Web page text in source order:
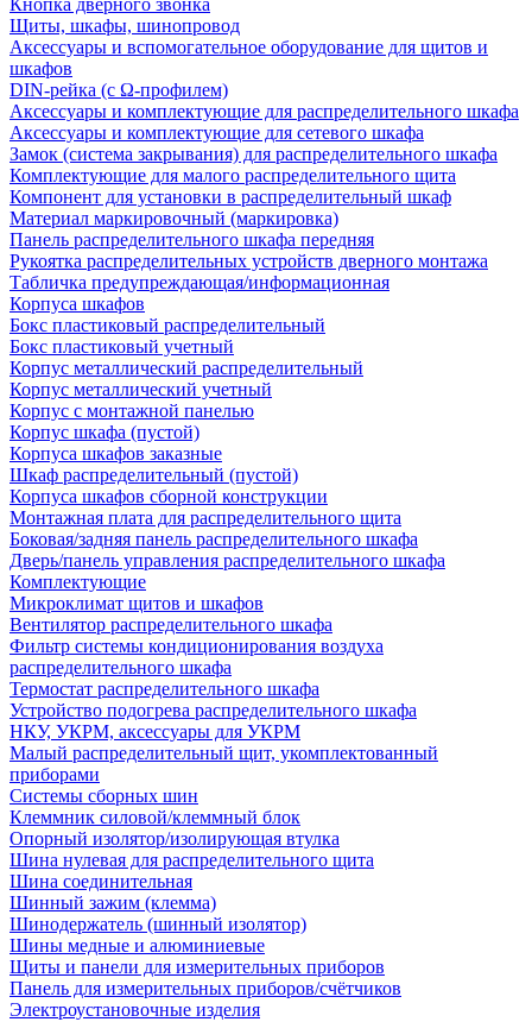
Кнопка дверного звонка
Щиты, шкафы, шинопровод
Аксессуары и вспомогательное оборудование для щитов и
шкафов
DIN-рейка (с Ω-профилем)
Аксессуары и комплектующие для распределительного шкафа
Аксессуары и комплектующие для сетевого шкафа
Замок (система закрывания) для распределительного шкафа
Комплектующие для малого распределительного щита
Компонент для установки в распределительный шкаф
Материал маркировочный (маркировка)
Панель распределительного шкафа передняя
Рукоятка распределительных устройств дверного монтажа
Табличка предупреждающая/информационная
Корпуса шкафов
Бокс пластиковый распределительный
Бокс пластиковый учетный
Корпус металлический распределительный
Корпус металлический учетный
Корпус с монтажной панелью
Корпус шкафа (пустой)
Корпуса шкафов заказные
Шкаф распределительный (пустой)
Корпуса шкафов сборной конструкции
Монтажная плата для распределительного щита
Боковая/задняя панель распределительного шкафа
Дверь/панель управления распределительного шкафа
Комплектующие
Микроклимат щитов и шкафов
Вентилятор распределительного шкафа
Фильтр системы кондиционирования воздуха
распределительного шкафа
Термостат распределительного шкафа
Устройство подогрева распределительного шкафа
НКУ, УКРМ, аксессуары для УКРМ
Малый распределительный щит, укомплектованный
приборами
Системы сборных шин
Клеммник силовой/клеммный блок
Опорный изолятор/изолирующая втулка
Шина нулевая для распределительного щита
Шина соединительная
Шинный зажим (клемма)
Шинодержатель (шинный изолятор)
Шины медные и алюминиевые
Щиты и панели для измерительных приборов
Панель для измерительных приборов/счётчиков
Электроустановочные изделия